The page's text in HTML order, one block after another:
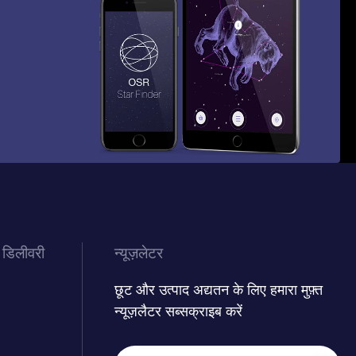
न्यूज़लेटर
छूट और उत्पाद अद्यतन के लिए हमारा मुफ़्त
न्यूज़लैटर सब्सक्राइब करें